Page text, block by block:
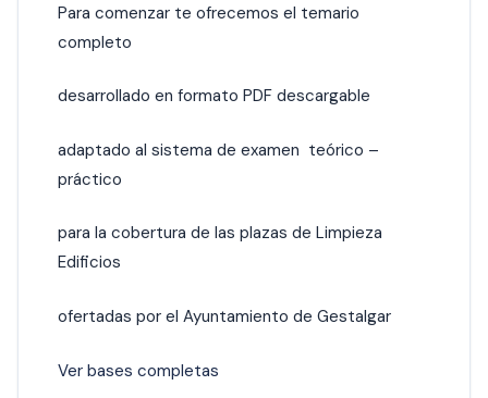
Para comenzar te ofrecemos el temario
completo
desarrollado en formato PDF descargable
adaptado al sistema de examen teórico –
práctico
para la cobertura de las plazas de Limpieza
Edificios
ofertadas por el Ayuntamiento de Gestalgar
Ver bases completas